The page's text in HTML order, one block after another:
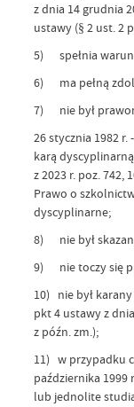
z dnia 14 grudnia
ustawy (§ 2 ust. 2
5) spełnia
6) ma pełną
7) nie był
26 stycznia 1982 r.
karą
z 2023 r. poz. 742,
Prawo o
dyscyplinarne;
8) nie był
9) nie toczy się
10) nie był
pkt 4 ustawy z
z późn. zm.);
11) w przypadku
października 1999
lub jednolite